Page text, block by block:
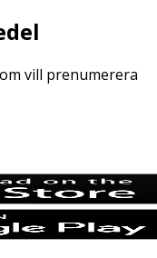
vill prenumerera